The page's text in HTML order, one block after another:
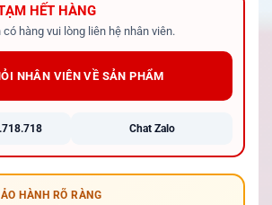
HẾT HÀNG
có hàng vui lòng liên hệ nhân viên.
NHÂN VIÊN VỀ SẢN PHẨM
Chat Zalo
HÀNH RÕ RÀNG